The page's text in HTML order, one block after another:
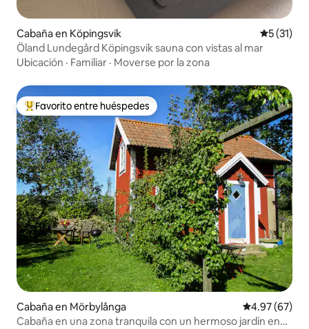
Cabaña en Köpingsvik
5 (31)
Öland Lundegård Köpingsvik sauna con vistas al mar
Ubicación · Familiar · Moverse por la zona
De los mejores en Favorito entre huéspedes
Favorito entre huéspedes
Cabaña en Mörbylånga Calificación
4.97 (67)
Cabaña en una zona tranquila con un hermoso jardín en